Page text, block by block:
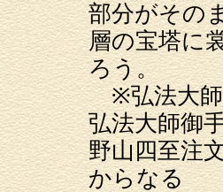
部分がその
層の宝塔に
ろう。
※弘法大師
弘法大師御
野山四至注
からなる